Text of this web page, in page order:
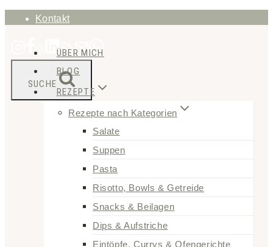
springen
Kontakt
SUCHE
ÜBER MICH
BLOG
REZEPTE
Rezepte nach Kategorien
Salate
Suppen
Pasta
Risotto, Bowls & Getreide
Snacks & Beilagen
Dips & Aufstriche
Eintöpfe, Currys & Ofengerichte